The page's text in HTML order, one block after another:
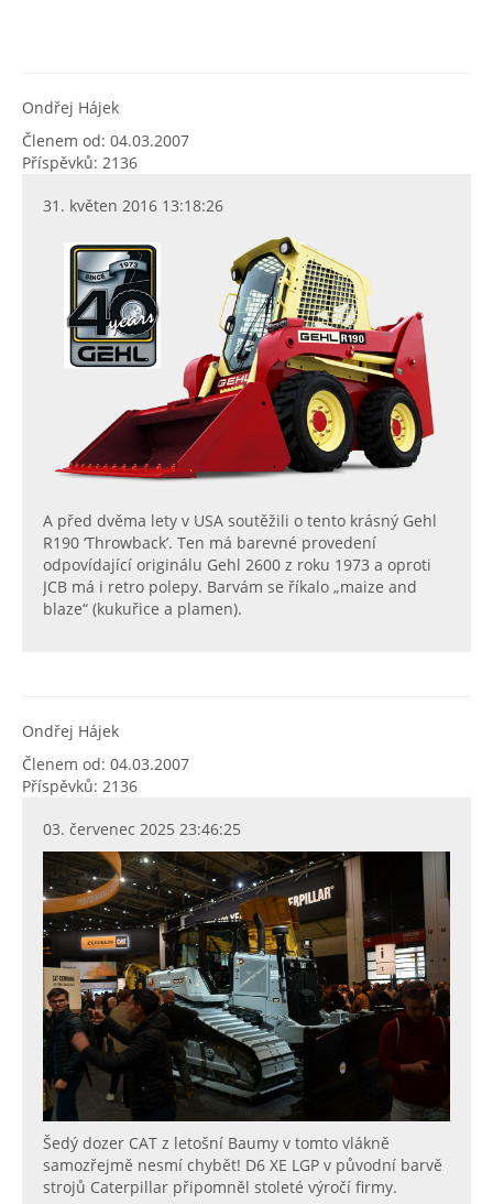
Ondřej Hájek
Členem od: 04.03.2007
Příspěvků: 2136
31. květen 2016 13:18:26
A před dvěma lety v USA soutěžili o tento krásný Gehl
R190 ‘Throwback’. Ten má barevné provedení
odpovídající originálu Gehl 2600 z roku 1973 a oproti
JCB má i retro polepy. Barvám se říkalo „maize and
blaze“ (kukuřice a plamen).
Ondřej Hájek
Členem od: 04.03.2007
Příspěvků: 2136
03. červenec 2025 23:46:25
Šedý dozer CAT z letošní Baumy v tomto vlákně
samozřejmě nesmí chybět! D6 XE LGP v původní barvě
strojů Caterpillar připomněl stoleté výročí firmy.